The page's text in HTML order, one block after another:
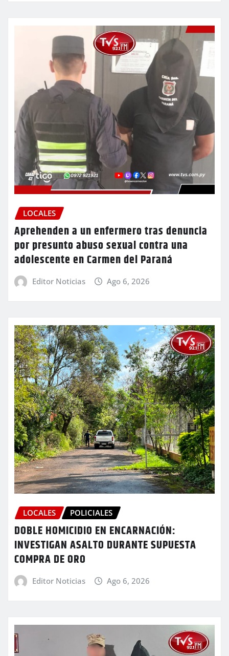
LOCALES
Aprehenden a un enfermero tras denuncia
por presunto abuso sexual contra una
adolescente en Carmen del Paraná
Editor Noticias Ago 6, 2026
LOCALES POLICIALES
DOBLE HOMICIDIO EN ENCARNACIÓN:
INVESTIGAN ASALTO DURANTE SUPUESTA
COMPRA DE ORO
Editor Noticias Ago 6, 2026